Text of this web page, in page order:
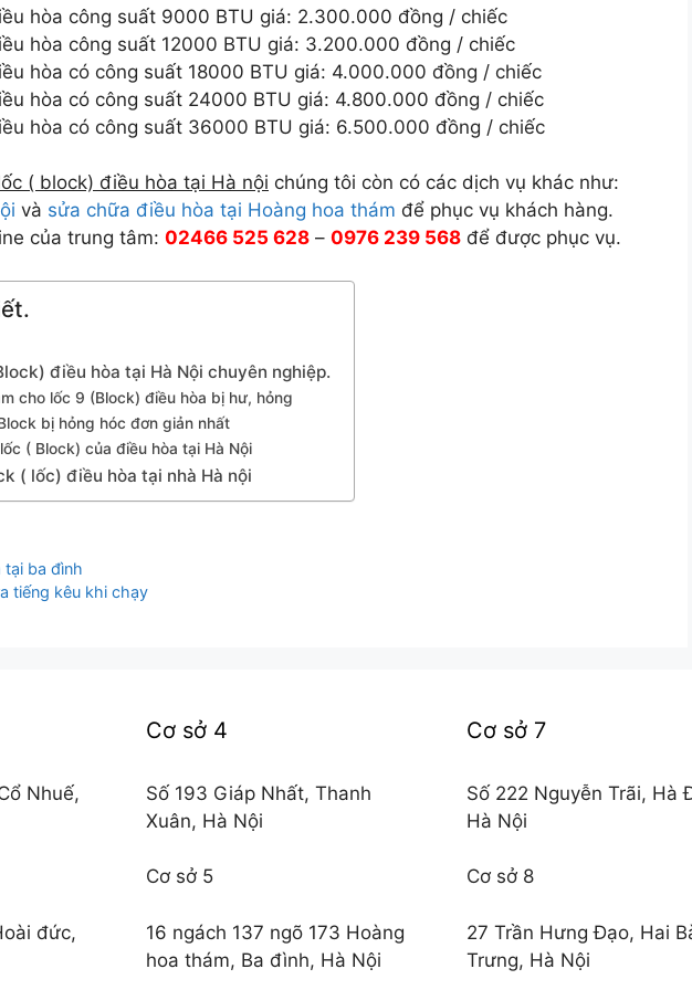
hòa công suất 9000 BTU giá: 2.300.000 đồng / chiếc
hòa công suất 12000 BTU giá: 3.200.000 đồng / chiếc
hòa có công suất 18000 BTU giá: 4.000.000 đồng / chiếc
hòa có công suất 24000 BTU giá: 4.800.000 đồng / chiếc
hòa có công suất 36000 BTU giá: 6.500.000 đồng / chiếc
( block) điều hòa tại Hà nội chúng tôi còn có các dịch vụ khác như:
và sửa chữa điều hòa tại Hoàng hoa thám để phục vụ khách hàng.
của trung tâm: 02466 525 628 – 0976 239 568 để được phục vụ.
điều hòa tại Hà Nội chuyên nghiệp.
cho lốc 9 (Block) điều hòa bị hư, hỏng
bị hỏng hóc đơn giản nhất
( Block) của điều hòa tại Hà Nội
( lốc) điều hòa tại nhà Hà nội
tại ba đình
tiếng kêu khi chạy
Nhuế,
đức,
Cơ sở 4
Số 193 Giáp Nhất, Thanh
Xuân, Hà Nội
Cơ sở 5
16 ngách 137 ngõ 173 Hoàng
hoa thám, Ba đình, Hà Nội
Cơ sở 7
Số 222 Nguyễn Trãi, Hà
Hà Nội
Cơ sở 8
27 Trần Hưng Đạo, Hai
Trưng, Hà Nội